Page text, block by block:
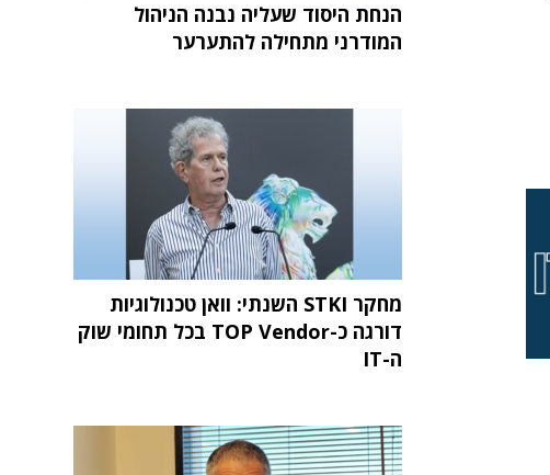
הנחת היסוד שעליה נבנה הניהול
המודרני מתחילה להתערער
מחקר STKI השנתי: וואן טכנולוגיות
דורגה כ-TOP Vendor בכל תחומי שוק
ה-IT